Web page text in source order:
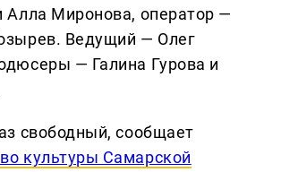
Алла Миронова, оператор —
Ведущий — Олег
— Галина Гурова и
свободный, сообщает
культуры Самарской